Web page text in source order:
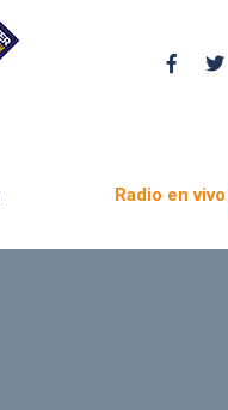
Radio en vivo